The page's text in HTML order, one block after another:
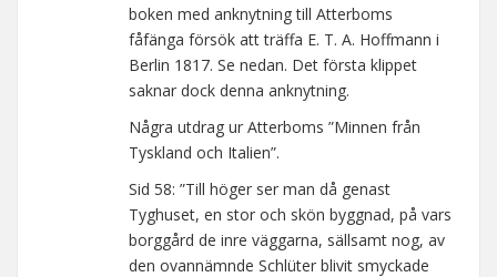
boken med anknytning till Atterboms
fåfänga försök att träffa E. T. A. Hoffmann i
Berlin 1817. Se nedan. Det första klippet
saknar dock denna anknytning.
Några utdrag ur Atterboms ”Minnen från
Tyskland och Italien”.
Sid 58: ”Till höger ser man då genast
Tyghuset, en stor och skön byggnad, på vars
borggård de inre väggarna, sällsamt nog, av
den ovannämnde Schlüter blivit smyckade